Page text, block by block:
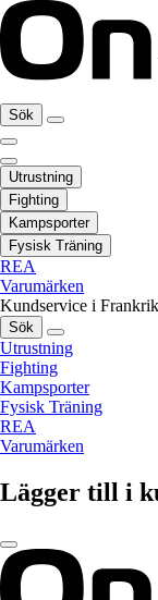
Sök
Utrustning
Fighting
Kampsporter
Fysisk Träning
REA
Varumärken
Kundservice i
Sök
Utrustning
Fighting
Kampsporter
Fysisk Träning
REA
Varumärken
Lägger till i